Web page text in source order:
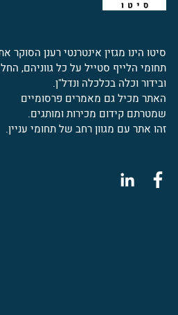
סיטו הינו מגזין אינטרנטי רענן הסוקר
תחומי הלייף סטייל על כל גווניהם,
ובידור וכלה בכלכלה ונדל"ן.
האתר מכיל גם מאמרים פרסומיים
שמטרתם קידום מכירות ומותגים.
זהו אתר עם מגוון רחב של תחומי עניין.